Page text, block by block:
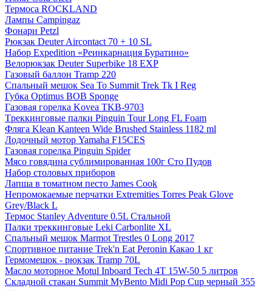
Термоса ROCKLAND
Лампы Campingaz
Фонари Petzl
Рюкзак Deuter Aircontact 70 + 10 SL
Набор Expedition «Реинкарнация Буратино»
Велорюкзак Deuter Superbike 18 EXP
Газовый баллон Tramp 220
Спальный мешок Sea To Summit Trek Tk I Reg
Губка Optimus BOB Sponge
Газовая горелка Kovea TKB-9703
Tреккинговые палки Pinguin Tour Long FL Foam
Фляга Klean Kanteen Wide Brushed Stainless 1182 ml
Лодочный мотор Yamaha F15CES
Газовая горелка Pinguin Spider
Мясо говядина сублимированная 100г Сто Пудов
Набор столовых приборов
Лапша в томатном песто James Cook
Непромокаемые перчатки Extremities Torres Peak Glove
Grey/Black L
Термос Stanley Adventure 0.5L Стальной
Палки треккинговые Leki Carbonlite XL
Спальный мешок Marmot Trestles 0 Long 2017
Спортивное питание Trek'n Eat Peronin Какао 1 кг
Гермомешок - рюкзак Tramp 70L
Масло моторное Motul Inboard Tech 4T 15W-50 5 литров
Складной стакан Summit MyBento Midi Pop Cup черный 355